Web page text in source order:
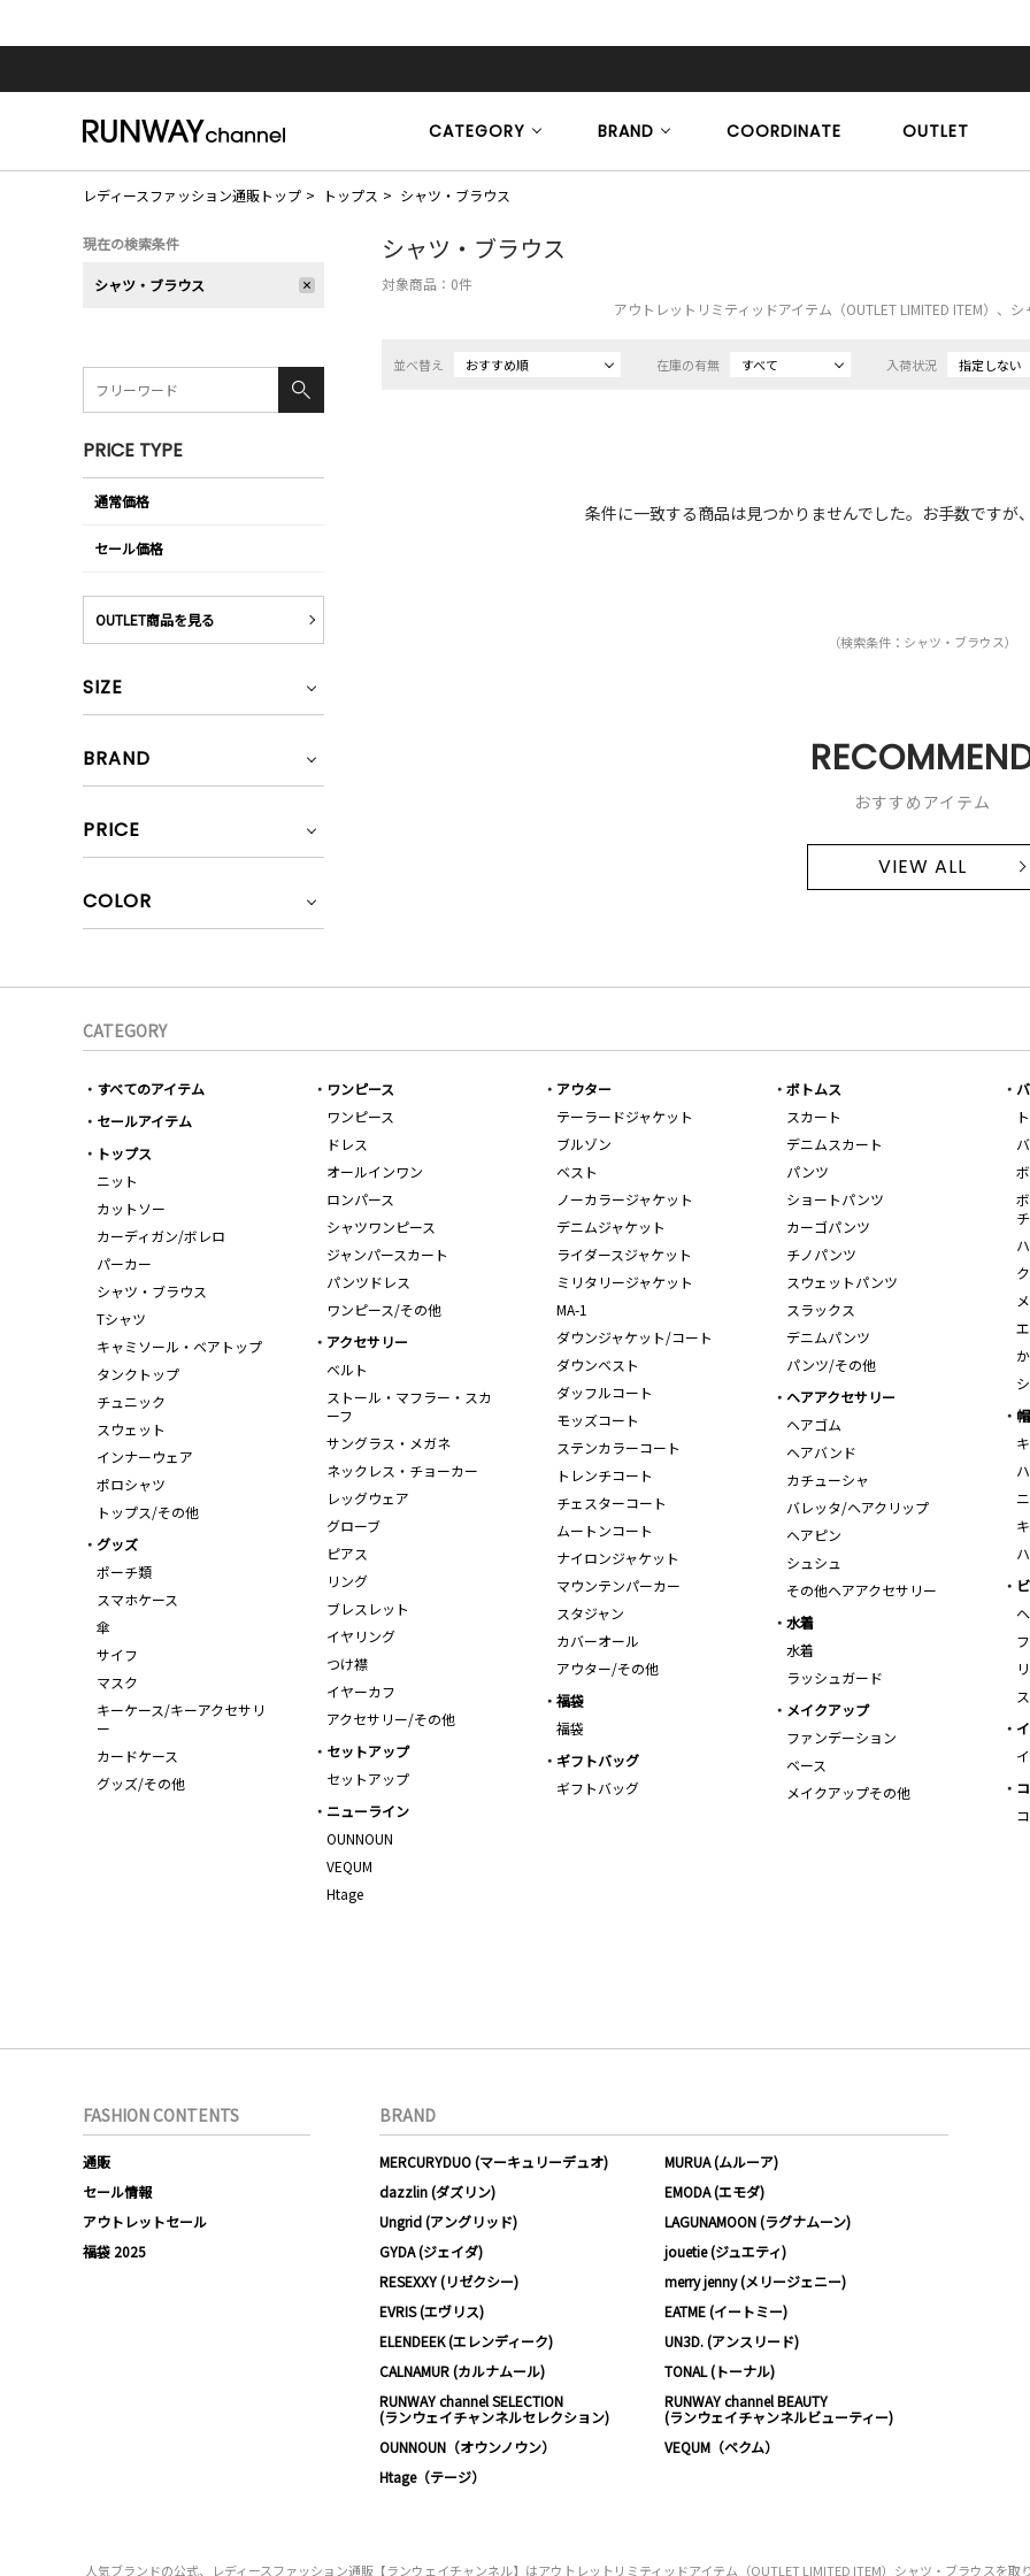
CATEGORY BRAND COORDINATE OUTLET
レディースファッション通販トップ トップス シャツ・ブラウス
シャツ・ブラウス
対象商品： 0件
アウトレットリミティッドアイテム（OUTLET LIMITED ITEM）、
並べ替え おすすめ順 在庫の有無 すべて 入荷状況 指定しない
条件に一致する商品は見つかりませんでした。お手数ですが
（検索条件：シャツ・ブラウス）
おすすめアイテム
VIEW ALL
現在の検索条件
シャツ・ブラウス
PRICE TYPE
通常価格
セール価格
OUTLET商品を見る
SIZE
BRAND
PRICE
COLOR
CATEGORY
すべてのアイテム
セールアイテム
トップス
ニット
カットソー
カーディガン/ボレロ
パーカー
シャツ・ブラウス
Tシャツ
キャミソール・ベアトップ
タンクトップ
チュニック
スウェット
インナーウェア
ポロシャツ
トップス/その他
ワンピース
ワンピース
ドレス
オールインワン
ロンパース
シャツワンピース
ジャンパースカート
パンツドレス
ワンピース/その他
アウター
テーラードジャケット
ブルゾン
ベスト
ノーカラージャケット
デニムジャケット
ライダースジャケット
ミリタリージャケット
MA-1
ダウンジャケット/コート
ダウンベスト
ダッフルコート
モッズコート
ステンカラーコート
トレンチコート
チェスターコート
ムートンコート
ナイロンジャケット
マウンテンパーカー
スタジャン
カバーオール
アウター/その他
ボトムス
スカート
デニムスカート
パンツ
ショートパンツ
カーゴパンツ
チノパンツ
スウェットパンツ
スラックス
デニムパンツ
パンツ/その他
チ
アクセサリー
ベルト
ストール・マフラー・スカ
ーフ
サングラス・メガネ
ネックレス・チョーカー
レッグウェア
グローブ
ピアス
リング
ブレスレット
イヤリング
つけ襟
イヤーカフ
アクセサリー/その他
ヘアアクセサリー
ヘアゴム
ヘアバンド
カチューシャ
バレッタ/ヘアクリップ
ヘアピン
シュシュ
その他ヘアアクセサリー
グッズ
ポーチ類
スマホケース
傘
サイフ
マスク
キーケース/キーアクセサリ
ー
カードケース
グッズ/その他
水着
水着
ラッシュガード
福袋
福袋
メイクアップ
ファンデーション
ベース
メイクアップその他
セットアップ
セットアップ
ギフトバッグ
ギフトバッグ
ニューライン
OUNNOUN
VEQUM
Htage
FASHION CONTENTS
通販
セール情報
アウトレットセール
福袋 2025
BRAND
MERCURYDUO (マーキュリーデュオ)
MURUA (ムルーア)
dazzlin (ダズリン)
EMODA (エモダ)
Ungrid (アングリッド)
LAGUNAMOON (ラグナムーン)
GYDA (ジェイダ)
jouetie (ジュエティ)
RESEXXY (リゼクシー)
merry jenny (メリージェニー)
EVRIS (エヴリス)
EATME (イートミー)
ELENDEEK (エレンディーク)
UN3D. (アンスリード)
CALNAMUR (カルナムール)
TONAL (トーナル)
RUNWAY channel SELECTION
(ランウェイチャンネルセレクション)
RUNWAY channel BEAUTY
(ランウェイチャンネルビューティー)
OUNNOUN（オウンノウン）
VEQUM（ベクム）
Htage（テージ）
人気ブランドの公式、レディースファッション通販【ランウェイチャンネル】はアウトレットリミティッドアイテム（OUTLET LIMITED ITEM）シャツ・ブラウスを